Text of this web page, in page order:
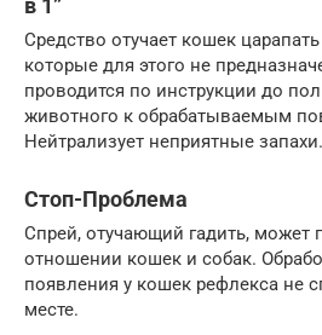
в 1”
Средство отучает кошек
которые для этого не
проводится по инструкции до
животного к обрабатываемым
Нейтрализует неприятные запахи.
Стоп-Проблема
Спрей, отучающий гадить, может
отношении кошек и собак.
появления у кошек рефлекса не
месте.